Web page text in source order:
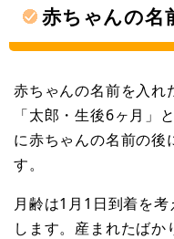
赤ちゃんの名
赤ちゃんの名前を入れ
「太郎・生後6ヶ月」
に赤ちゃんの名前の後
す。
月齢は1月1日到着を
します。産まれたば